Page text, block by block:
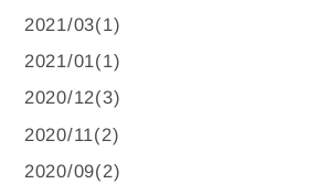
2021/03(1)
2021/01(1)
2020/12(3)
2020/11(2)
2020/09(2)